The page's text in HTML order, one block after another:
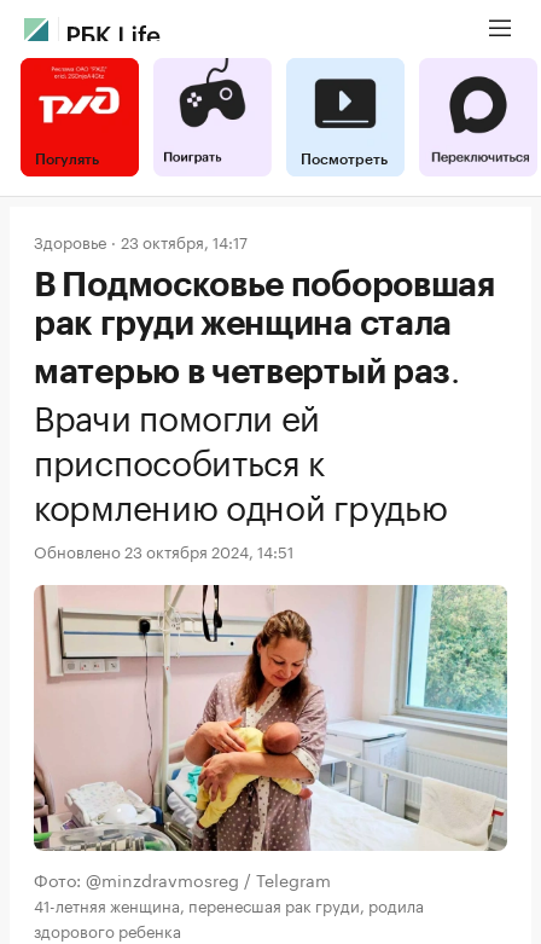
Погулять Посмотреть
Здоровье 23 октября, 14:17
В Подмосковье поборовшая
рак груди женщина стала
матерью в четвертый раз.
Врачи помогли ей
приспособиться к
кормлению одной грудью
Обновлено 23 октября 2024, 14:51
Фото: @minzdravmosreg / Telegram
41-летняя женщина, перенесшая рак груди, родила
здорового ребенка